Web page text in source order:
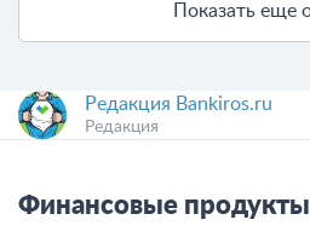
Показать еще
Редакция Bankiros.ru
Редакция
Финансовые